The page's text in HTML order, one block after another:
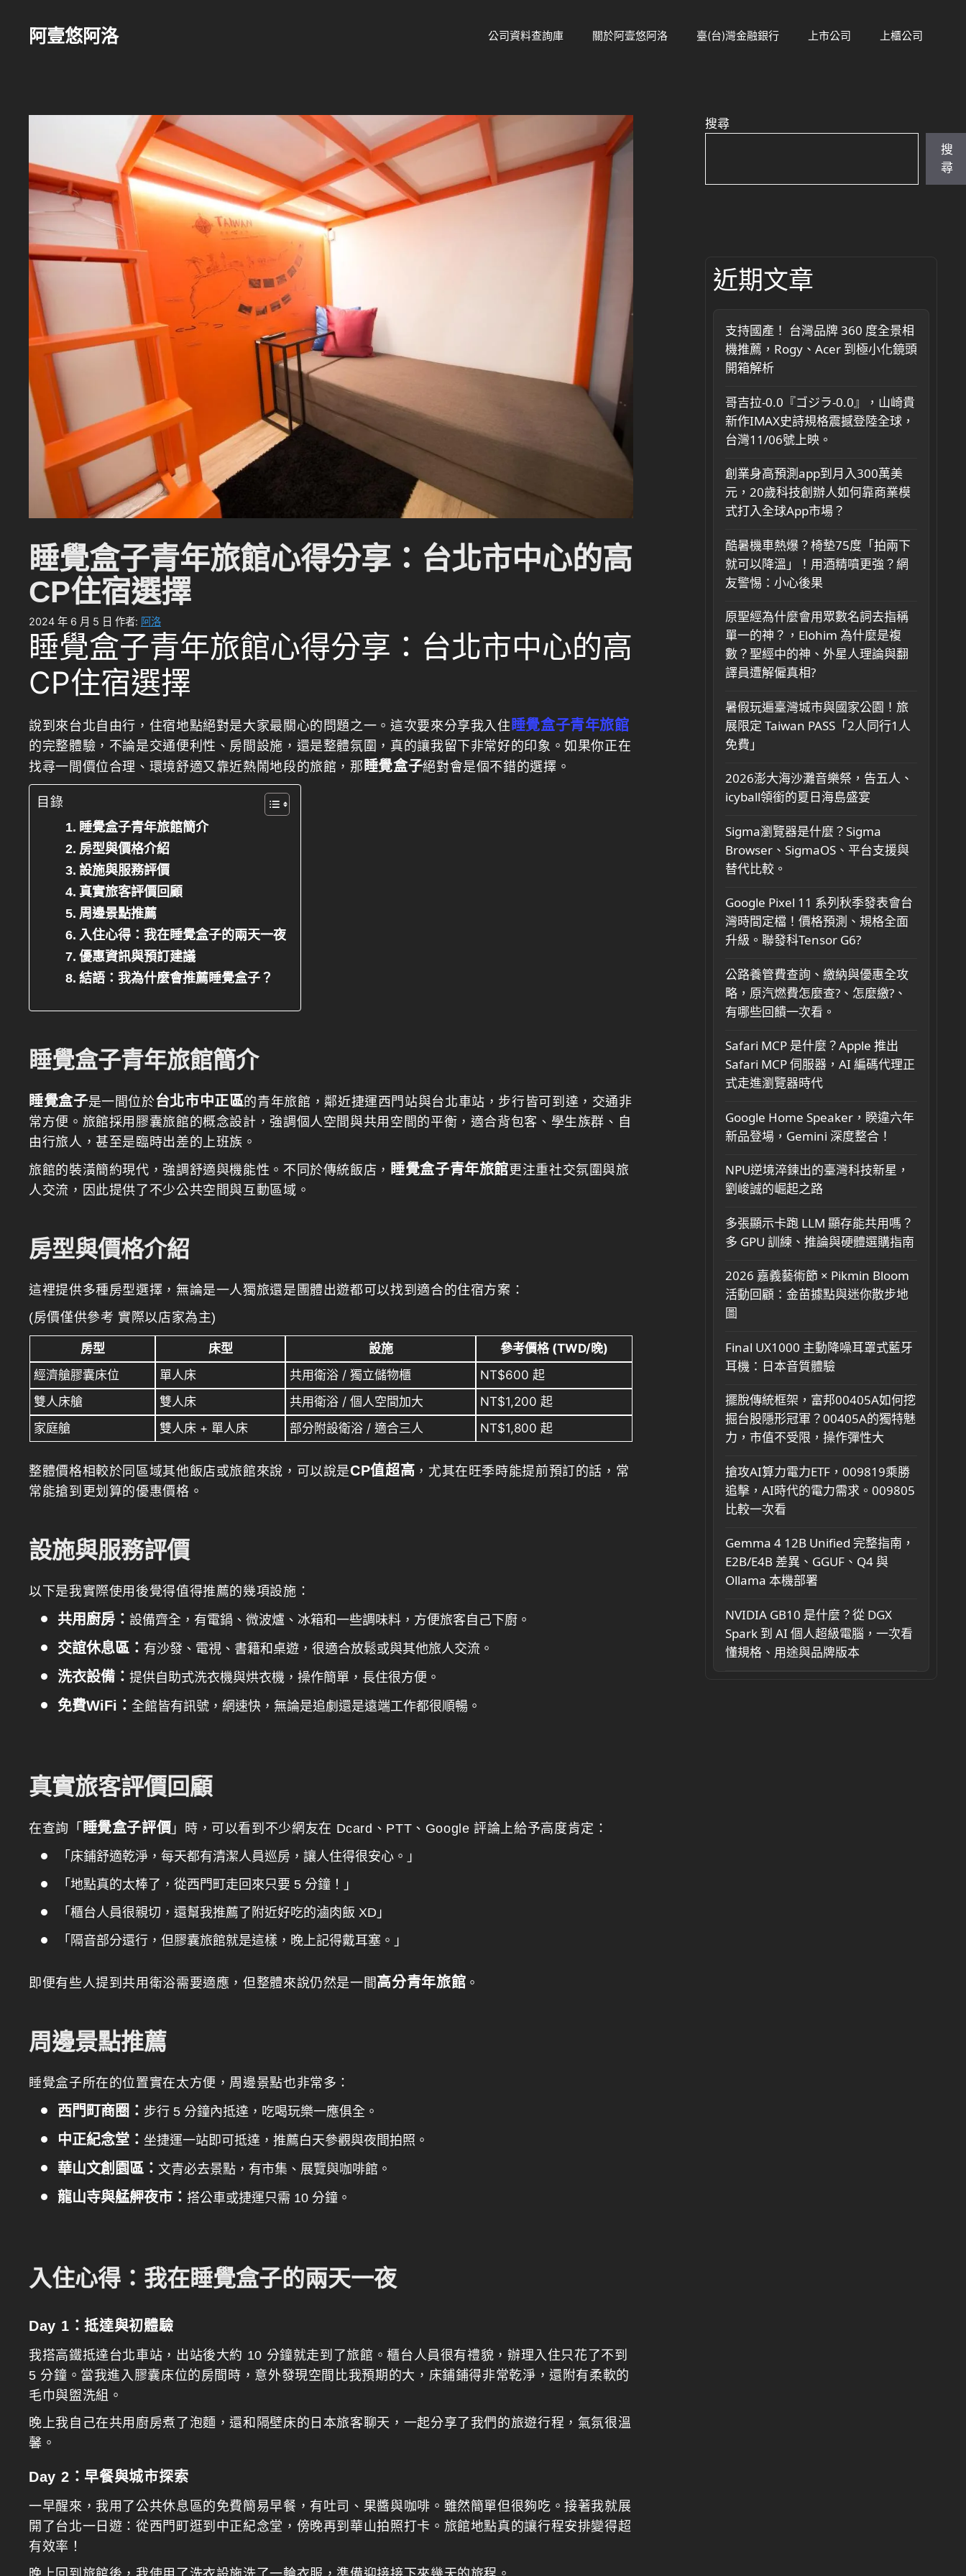
阿壹悠阿洛 公司資料查詢庫 關於阿壹悠阿洛 臺(台)灣金融銀行 上市公司 上櫃公司
睡覺盒子青年旅館心得分享：台北市中心的高
CP住宿選擇
2024 年 6 月 5 日 作者: 阿洛
睡覺盒子青年旅館心得分享：台北市中心的高
CP住宿選擇
說到來台北自由行，住宿地點絕對是大家最關心的問題之一。這次要來分享我入住 睡覺盒子青年旅館
的完整體驗，不論是交通便利性、房間設施，還是整體氛圍，真的讓我留下非常好的印象。如果你正在
找尋一間價位合理、環境舒適又靠近熱鬧地段的旅館，那 睡覺盒子絕對會是個不錯的選擇。
目錄
睡覺盒子青年旅館簡介
房型與價格介紹
設施與服務評價
真實旅客評價回顧
周邊景點推薦
入住心得：我在睡覺盒子的兩天一夜
優惠資訊與預訂建議
結語：我為什麼會推薦睡覺盒子？
睡覺盒子青年旅館簡介
睡覺盒子是一間位於台北市中正區的青年旅館，鄰近捷運西門站與台北車站，步行皆可到達，交通非
常方便。旅館採用膠囊旅館的概念設計，強調個人空間與共用空間的平衡，適合背包客、學生族群、自
由行旅人，甚至是臨時出差的上班族。
旅館的裝潢簡約現代，強調舒適與機能性。不同於傳統飯店， 睡覺盒子青年旅館更注重社交氛圍與旅
人交流，因此提供了不少公共空間與互動區域。
房型與價格介紹
這裡提供多種房型選擇，無論是一人獨旅還是團體出遊都可以找到適合的住宿方案：
(房價僅供參考 實際以店家為主)
房型 床型 設施
參考價格 (TWD/晚)
經濟艙膠囊床位
單人床 共用衛浴 / 獨立儲物櫃
NT$600 起
雙人床艙
雙人床 共用衛浴 / 個人空間加大
NT$1,200 起
家庭艙
雙人床 + 單人床 部分附設衛浴 / 適合三人 NT$1,800 起
整體價格相較於同區域其他飯店或旅館來說，可以說是CP值超高 ，尤其在旺季時能提前預訂的話，常
常能搶到更划算的優惠價格。
設施與服務評價
以下是我實際使用後覺得值得推薦的幾項設施：
共用廚房： 設備齊全，有電鍋、微波爐、冰箱和一些調味料，方便旅客自己下廚。
交誼休息區： 有沙發、電視、書籍和桌遊，很適合放鬆或與其他旅人交流。
洗衣設備： 提供自助式洗衣機與烘衣機，操作簡單，長住很方便。
免費WiFi： 全館皆有訊號，網速快，無論是追劇還是遠端工作都很順暢。
真實旅客評價回顧
在查詢「 睡覺盒子評價 」時，可以看到不少網友在 Dcard、PTT、Google 評論上給予高度肯定：
「床鋪舒適乾淨，每天都有清潔人員巡房，讓人住得很安心。」
「地點真的太棒了，從西門町走回來只要 5 分鐘！」
「櫃台人員很親切，還幫我推薦了附近好吃的滷肉飯 XD」
「隔音部分還行，但膠囊旅館就是這樣，晚上記得戴耳塞。」
即便有些人提到共用衛浴需要適應，但整體來說仍然是一間高分青年旅館 。
周邊景點推薦
睡覺盒子所在的位置實在太方便，周邊景點也非常多：
西門町商圈： 步行 5 分鐘內抵達，吃喝玩樂一應俱全。
中正紀念堂： 坐捷運一站即可抵達，推薦白天參觀與夜間拍照。
華山文創園區： 文青必去景點，有市集、展覽與咖啡館。
龍山寺與艋舺夜市： 搭公車或捷運只需 10 分鐘。
入住心得：我在睡覺盒子的兩天一夜
Day 1：抵達與初體驗
我搭高鐵抵達台北車站，出站後大約 10 分鐘就走到了旅館。櫃台人員很有禮貌，辦理入住只花了不到
5 分鐘。當我進入膠囊床位的房間時，意外發現空間比我預期的大，床鋪鋪得非常乾淨，還附有柔軟的
毛巾與盥洗組。
晚上我自己在共用廚房煮了泡麵，還和隔壁床的日本旅客聊天，一起分享了我們的旅遊行程，氣氛很溫
馨。
Day 2：早餐與城市探索
一早醒來，我用了公共休息區的免費簡易早餐，有吐司、果醬與咖啡。雖然簡單但很夠吃。接著我就展
開了台北一日遊：從西門町逛到中正紀念堂，傍晚再到華山拍照打卡。旅館地點真的讓行程安排變得超
有效率！
搜尋
搜
尋
近期文章
支持國產！ 台灣品牌 360 度全景相
機推薦，Rogy、Acer 到極小化鏡頭
開箱解析
哥吉拉-0.0『ゴジラ-0.0』，山崎貴
新作IMAX史詩規格震撼登陸全球，
台灣11/06號上映。
創業身高預測app到月入300萬美
元，20歲科技創辦人如何靠商業模
式打入全球App市場？
酷暑機車熱爆？椅墊75度「拍兩下
就可以降溫」！用酒精噴更強？網
友警惕：小心後果
原聖經為什麼會用眾數名詞去指稱
單一的神？，Elohim 為什麼是複
數？聖經中的神、外星人理論與翻
譯員遭解僱真相?
暑假玩遍臺灣城市與國家公園！旅
展限定 Taiwan PASS「2人同行1人
免費」
2026澎大海沙灘音樂祭，告五人、
icyball領銜的夏日海島盛宴
Sigma瀏覽器是什麼？Sigma
Browser、SigmaOS、平台支援與
替代比較。
Google Pixel 11 系列秋季發表會台
灣時間定檔！價格預測、規格全面
升級。聯發科Tensor G6?
公路養管費查詢、繳納與優惠全攻
略，原汽燃費怎麼查?、怎麼繳?、
有哪些回饋一次看。
Safari MCP 是什麼？Apple 推出
Safari MCP 伺服器，AI 編碼代理正
式走進瀏覽器時代
Google Home Speaker，睽違六年
新品登場，Gemini 深度整合！
NPU逆境淬鍊出的臺灣科技新星，
劉峻誠的崛起之路
多張顯示卡跑 LLM 顯存能共用嗎？
多 GPU 訓練、推論與硬體選購指南
2026 嘉義藝術節 × Pikmin Bloom
活動回顧：金苗據點與迷你散步地
圖
Final UX1000 主動降噪耳罩式藍牙
耳機：日本音質體驗
擺脫傳統框架，富邦00405A如何挖
掘台股隱形冠軍？00405A的獨特魅
力，市值不受限，操作彈性大
搶攻AI算力電力ETF，009819乘勝
追擊，AI時代的電力需求。009805
比較一次看
Gemma 4 12B Unified 完整指南，
E2B/E4B 差異、GGUF、Q4 與
Ollama 本機部署
NVIDIA GB10 是什麼？從 DGX
Spark 到 AI 個人超級電腦，一次看
懂規格、用途與品牌版本